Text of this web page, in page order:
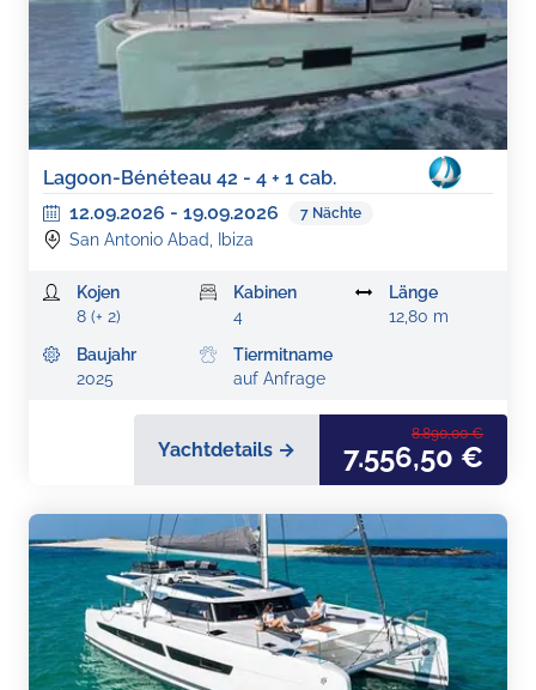
Lagoon-Bénéteau 42 - 4 + 1 cab.
12.09.2026 - 19.09.2026 7 Nächte
San Antonio Abad, Ibiza
Kojen
8 (+ 2)
Kabinen
4
Länge
12,80 m
Baujahr
2025
Tiermitname
auf Anfrage
Yachtdetails →
8.890,00 €
7.556,50 €